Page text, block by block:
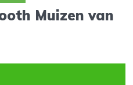
Muizen van